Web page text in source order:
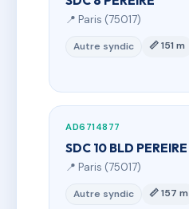
📍 Paris (75017)
Autre syndic 📏 151 m
AD6714877
SDC 10 BLD PEREIRE
📍 Paris (75017)
Autre syndic 📏 157 m